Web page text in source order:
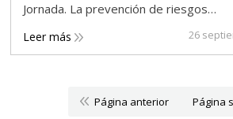
Jornada. La prevención de riesgos…
Leer más 26
Página anterior Página